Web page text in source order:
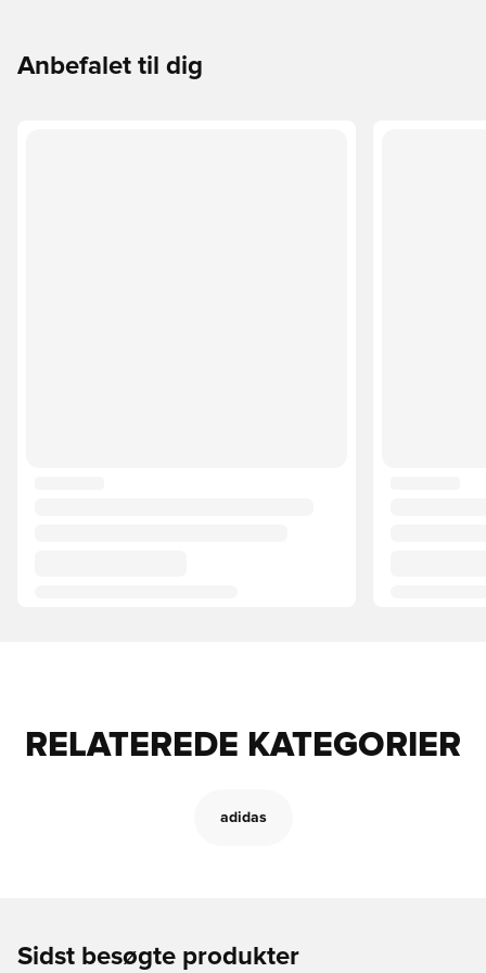
Anbefalet til dig
RELATEREDE KATEGORIER
adidas
Sidst besøgte produkter